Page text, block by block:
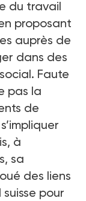
du travail
proposant
auprès de
dans des
Faute
pas la
de
à
sa
des liens
pour